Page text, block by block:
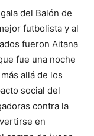
del Balón de
futbolista y al
fueron Aitana
fue una noche
allá de los
social del
contra la
en